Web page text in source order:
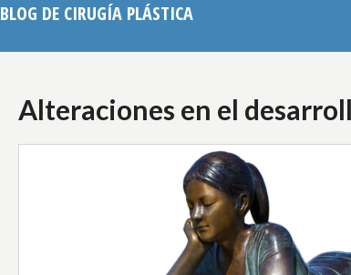
BLOG DE CIRUGÍA PLÁSTICA
Alteraciones en el